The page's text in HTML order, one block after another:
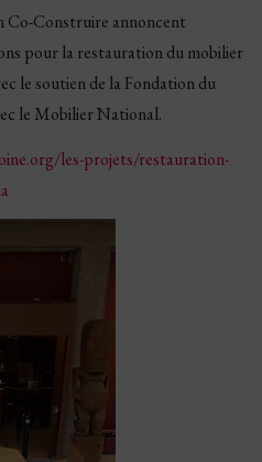
Co-Construire annoncent
pour la restauration du mobilier
le soutien de la Fondation du
le Mobilier National.
les-projets/restauration-